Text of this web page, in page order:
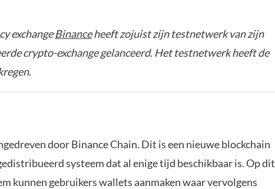
exchangeBinanceheeft zojuist zijn testnetwerk van zijn
crypto-exchange gelanceerd. Het testnetwerk heeft de
door Binance Chain. Dit is een nieuwe blockchain
systeem dat al enige tijd beschikbaar is. Op dit
kunnen gebruikers wallets aanmaken waar vervolgens